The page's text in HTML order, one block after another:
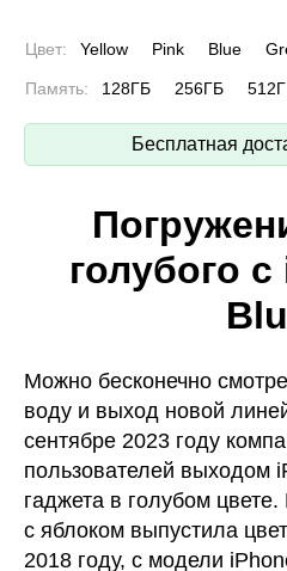
Цвет: Yellow Pink Blue
Память: 128ГБ 256ГБ
Бесплатная
голубого
Можно бесконечно
воду и выход новой
сентябре 2023 году
пользователей выходом
гаджета в голубом
с яблоком выпустила
2018 году, с модели